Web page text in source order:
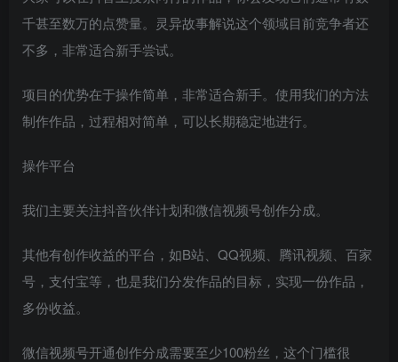
千甚至数万的点赞量。灵异故事解说这个领域目前竞争者还
不多，非常适合新手尝试。
项目的优势在于操作简单，非常适合新手。使用我们的方法
制作作品，过程相对简单，可以长期稳定地进行。
操作平台
我们主要关注抖音伙伴计划和微信视频号创作分成。
其他有创作收益的平台，如B站、QQ视频、腾讯视频、百家
号，支付宝等，也是我们分发作品的目标，实现一份作品，
多份收益。
微信视频号开通创作分成需要至少100粉丝，这个门槛很